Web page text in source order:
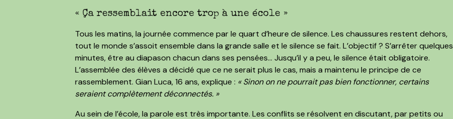
« Ça ressemblait encore trop à une école »
Tous les matins, la journée commence par le quart d’heure de silence. Les chaussures restent dehors,
tout le monde s’assoit ensemble dans la grande salle et le silence se fait. L’objectif ? S’arrêter quelques
minutes, être au diapason chacun dans ses pensées… Jusqu’il y a peu, le silence était obligatoire.
L’assemblée des élèves a décidé que ce ne serait plus le cas, mais a maintenu le principe de ce
rassemblement. Gian Luca, 16 ans, explique : « Sinon on ne pourrait pas bien fonctionner, certains
seraient complètement déconnectés. »
Au sein de l’école, la parole est très importante. Les conflits se résolvent en discutant, par petits ou